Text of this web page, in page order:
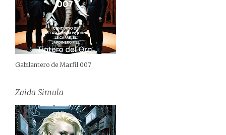
Gabilantero de Marfil 007
Zaida Simula